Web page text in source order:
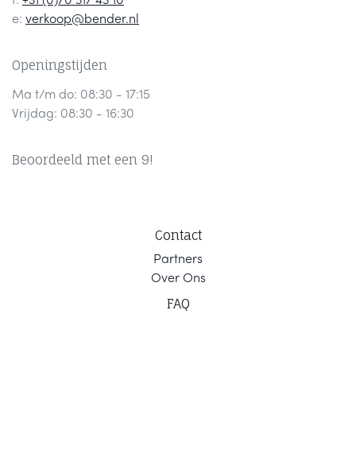
e: verkoop@bender.nl
Openingstijden
Ma t/m do: 08:30 - 17:15
Vrijdag: 08:30 - 16:30
Beoordeeld met een 9!
Contact
Partners
Over Ons
FAQ